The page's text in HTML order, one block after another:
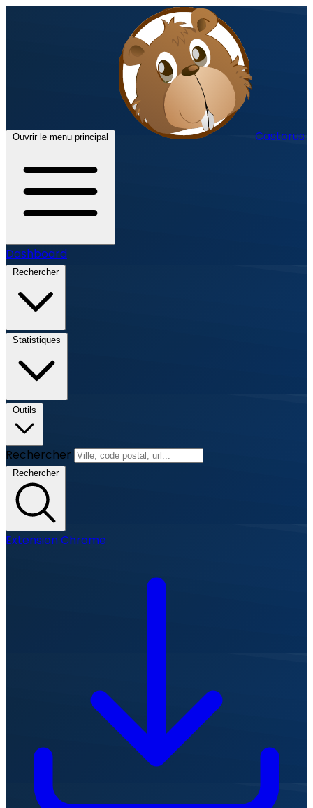
Ouvrir le menu principal Castorus
Dashboard
Rechercher
Statistiques
Outils
Rechercher
Rechercher
Extension Chrome